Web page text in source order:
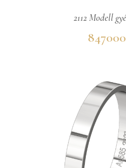
2112 Modell